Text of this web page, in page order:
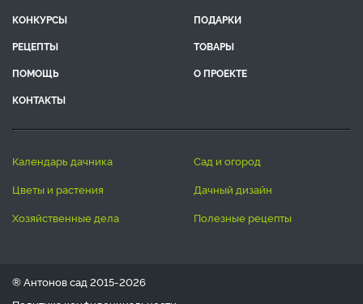
КОНКУРСЫ
ПОДАРКИ
РЕЦЕПТЫ
ТОВАРЫ
ПОМОЩЬ
О ПРОЕКТЕ
КОНТАКТЫ
календарь дачника
сад и огород
цветы и растения
дачный дизайн
хозяйственные дела
полезные рецепты
® Антонов сад 2015-2026